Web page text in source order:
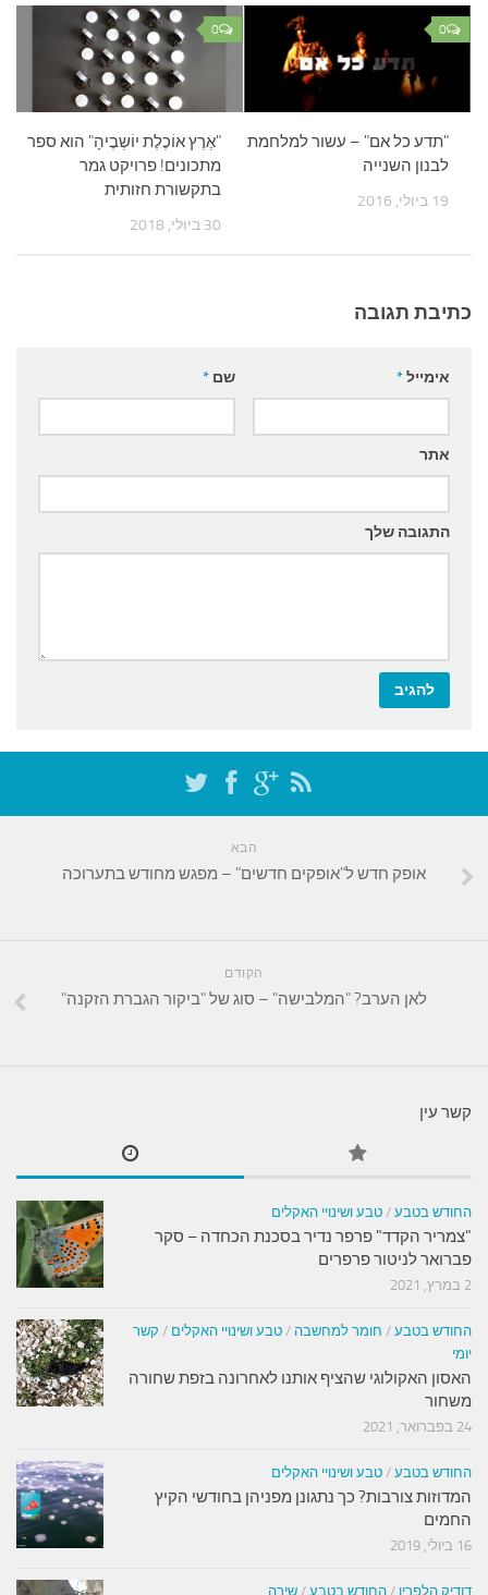
0
"אֶרֶץ אוֹכֶלֶת יוֹשְבֶיהָ" הוא ספר
מתכונים! פרויקט גמר
בתקשורת חזותית
30 ביולי, 2018
0
"תדע כל אם" – עשור למלחמת
לבנון השנייה
19 ביולי, 2016
כתיבת תגובה
שם * אימייל*
אתר
התגובה שלך
הבא
אופק חדש ל"אופקים חדשים" – מפגש מחודש בתערוכה
הקודם
לאן הערב? "המלבישה" – סוג של "ביקור הגברת הזקנה"
קשר עין
החודש בטבע / טבע ושינויי האקלים
"צמריר הקדד" פרפר נדיר בסכנת הכחדה – סקר
פברואר לניטור פרפרים
2 במרץ, 2021
החודש בטבע / חומר למחשבה / טבע ושינויי האקלים / קשר
יומי
האסון האקולוגי שהציף אותנו לאחרונה בזפת שחורה
משחור
24 בפברואר, 2021
החודש בטבע / טבע ושינויי האקלים
המדוזות צורבות? כך נתגונן מפניהן בחודשי הקיץ
החמים
16 ביולי, 2019
דודיק הלפרין / החודש בטבע / שירה